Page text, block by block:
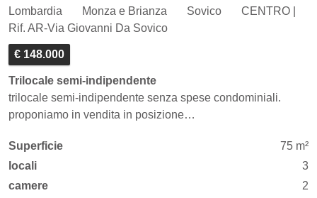
Lombardia Monza e Brianza Sovico
CENTRO |
Rif. AR-Via Giovanni Da Sovico
€ 148.000
Trilocale semi-indipendente
trilocale semi-indipendente senza spese condominiali.
proponiamo in vendita in posizione…
Superficie
75 m²
locali
3
camere
2